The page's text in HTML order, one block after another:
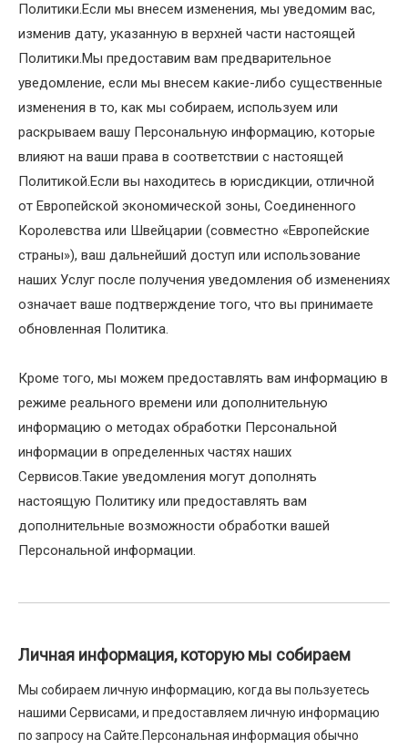
Политики.Если мы внесем изменения, мы уведомим вас,
изменив дату, указанную в верхней части настоящей
Политики.Мы предоставим вам предварительное
уведомление, если мы внесем какие-либо существенные
изменения в то, как мы собираем, используем или
раскрываем вашу Персональную информацию, которые
влияют на ваши права в соответствии с настоящей
Политикой.Если вы находитесь в юрисдикции, отличной
от Европейской экономической зоны, Соединенного
Королевства или Швейцарии (совместно «Европейские
страны»), ваш дальнейший доступ или использование
наших Услуг после получения уведомления об изменениях
означает ваше подтверждение того, что вы принимаете
обновленная Политика.
Кроме того, мы можем предоставлять вам информацию в
режиме реального времени или дополнительную
информацию о методах обработки Персональной
информации в определенных частях наших
Сервисов.Такие уведомления могут дополнять
настоящую Политику или предоставлять вам
дополнительные возможности обработки вашей
Персональной информации.
Личная информация, которую мы собираем
Мы собираем личную информацию, когда вы пользуетесь
нашими Сервисами, и предоставляем личную информацию
по запросу на Сайте.Персональная информация обычно